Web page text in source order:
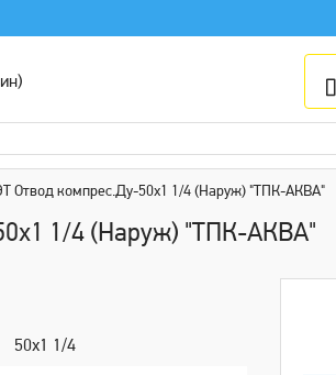
Отвод компрес.Ду-50х1 1/4 (Наруж) "ТПК-АКВА"
1/4 (Наруж) "ТПК-АКВА"
50х1 1/4